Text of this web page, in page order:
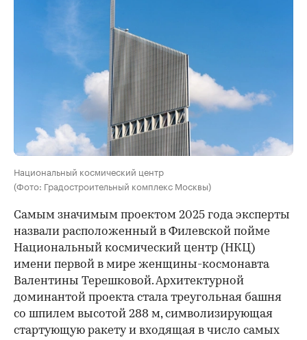
Национальный космический центр
(Фото: Градостроительный комплекс Москвы)
Самым значимым проектом 2025 года эксперты
назвали расположенный в Филевской пойме
Национальный космический центр (НКЦ)
имени первой в мире женщины-космонавта
Валентины Терешковой. Архитектурной
доминантой проекта стала треугольная башня
со шпилем высотой 288 м, символизирующая
стартующую ракету и входящая в число самых